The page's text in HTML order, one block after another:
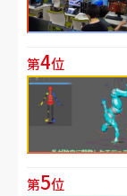
第4位
第5位